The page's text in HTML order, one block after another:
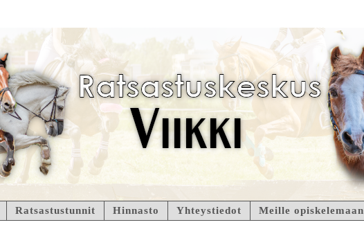
Ratsastustunnit Hinnasto Yhteystiedot Meille opiskelemaan